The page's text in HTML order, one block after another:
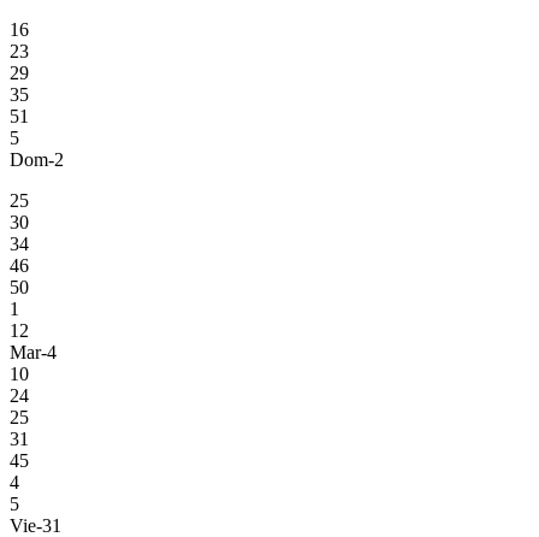
16
23
29
35
51
5
Dom-2
25
30
34
46
50
1
12
Mar-4
10
24
25
31
45
4
5
Vie-31